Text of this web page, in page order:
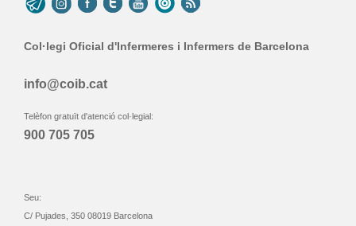
Col·legi Oficial d'Infermeres i Infermers de Barcelona
info@coib.cat
Telèfon gratuït d'atenció col·legial:
900 705 705
Seu:
C/ Pujades, 350 08019 Barcelona